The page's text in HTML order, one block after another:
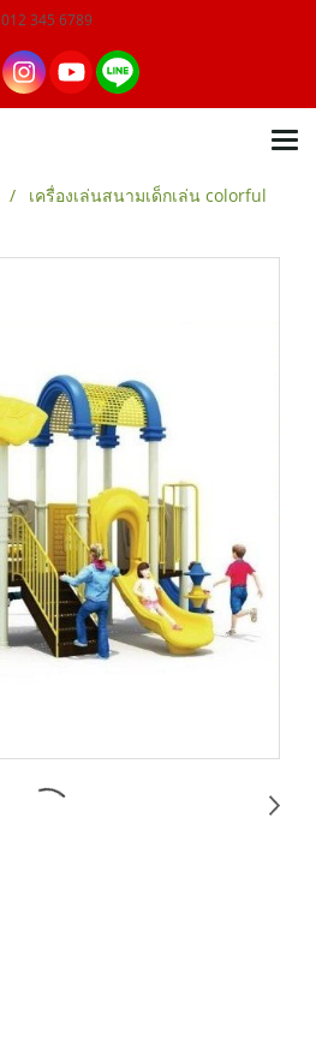
012 345 6789
เครื่องเล่นสนามเด็กเล่น colorful